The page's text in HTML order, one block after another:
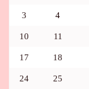
3 4
10 11
17 18
24 25